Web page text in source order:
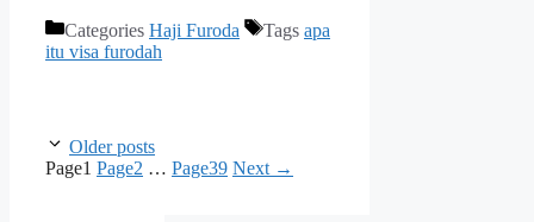
Categories Haji Furoda Tags apa
itu visa furodah
Older posts
Page1 Page2 … Page39 Next →